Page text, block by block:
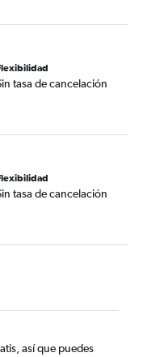
tasa de cancelación
tasa de cancelación
así que puedes